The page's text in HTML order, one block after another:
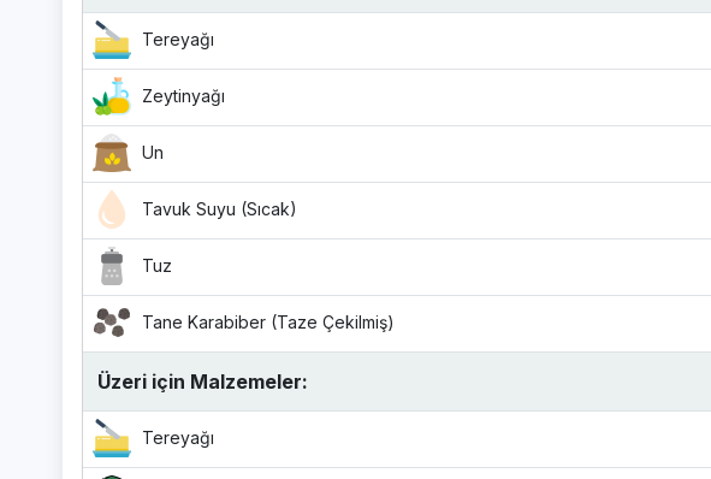
Tereyağı
Zeytinyağı
Un
Tavuk Suyu (Sıcak)
Tuz
Tane Karabiber (Taze Çekilmiş)
Üzeri için Malzemeler:
Tereyağı